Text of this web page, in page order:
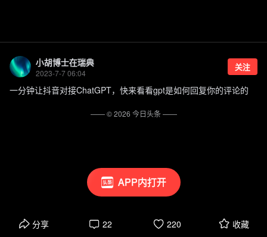
APP内打开
小胡博士在瑞典
2023-7-7 06:04
关注
一分钟让抖音对接ChatGPT，快来看看gpt是如何回复你的评论的
分享 22 220 收藏
—— ©2026 今日头条——